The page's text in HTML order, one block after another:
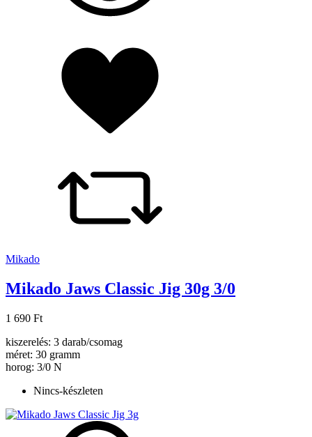
Mikado
Mikado Jaws Classic Jig 30g 3/0
1 690 Ft
kiszerelés: 3 darab/csomag
méret: 30 gramm
horog: 3/0 N
Nincs-készleten